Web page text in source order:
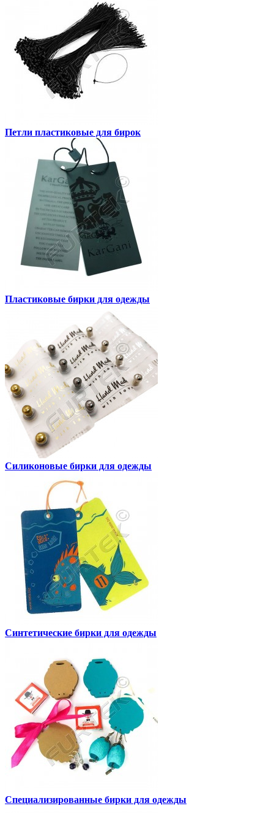
Петли пластиковые для бирок
Пластиковые бирки для одежды
Силиконовые бирки для одежды
Синтетические бирки для одежды
Специализированные бирки для одежды